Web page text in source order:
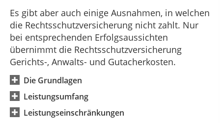
Es gibt aber auch einige Ausnahmen, in welchen
die Rechtsschutzversicherung nicht zahlt. Nur
bei entsprechenden Erfolgsaussichten
übernimmt die Rechtsschutzversicherung
Gerichts-, Anwalts- und Gutacherkosten.
Die Grundlagen
Leistungsumfang
Leistungseinschränkungen